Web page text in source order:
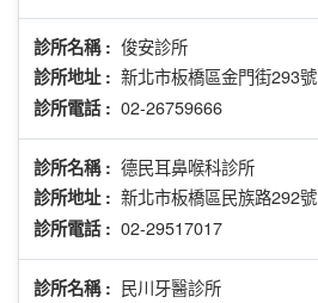
診所名稱 : 俊安診所
診所地址 : 新北市板橋區金門街293號
診所電話 : 02-26759666
診所名稱 : 德民耳鼻喉科診所
診所地址 : 新北市板橋區民族路292號
診所電話 : 02-29517017
診所名稱 : 民川牙醫診所